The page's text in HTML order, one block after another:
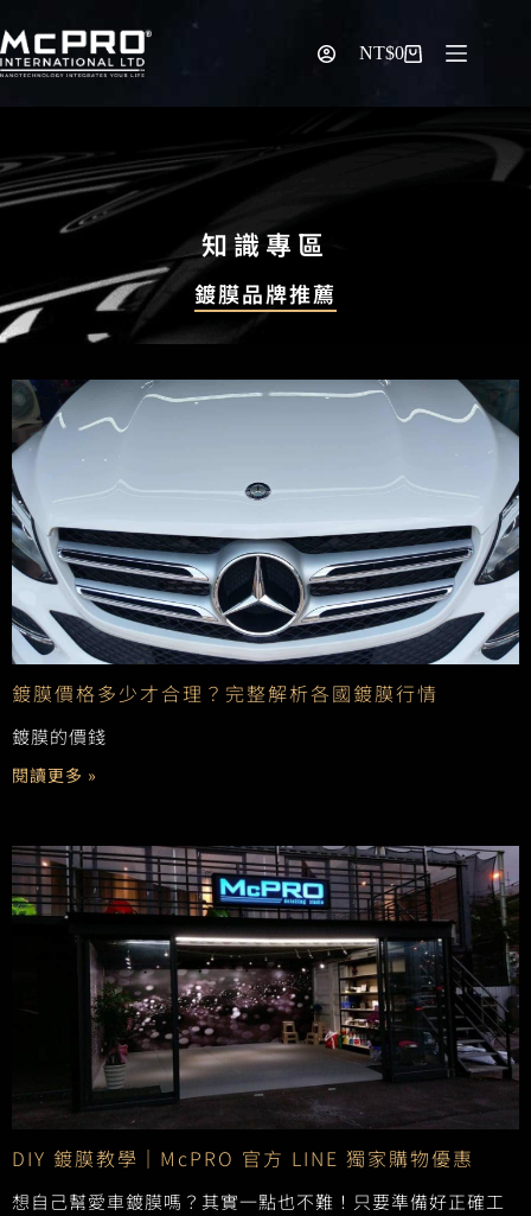
NT$0
知識專區
鍍膜品牌推薦
鍍膜價格多少才合理？完整解析各國鍍膜行情
鍍膜的價錢
閱讀更多 »
DIY 鍍膜教學｜McPRO 官方 LINE 獨家購物優惠
想自己幫愛車鍍膜嗎？其實一點也不難！只要準備好正確工